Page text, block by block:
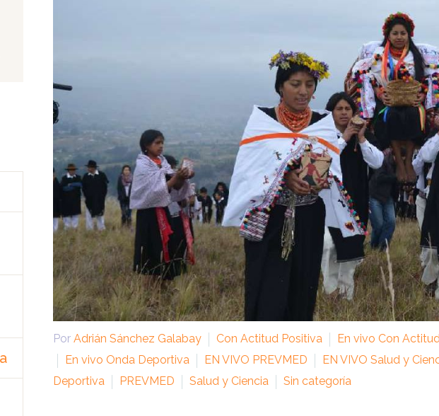
Por Adrián Sánchez Galabay Con Actitud Positiva En vivo Con
En vivo Onda Deportiva
EN VIVO PREVMED EN VIVO Salud y
Deportiva
PREVMED Salud y Ciencia Sin categoría